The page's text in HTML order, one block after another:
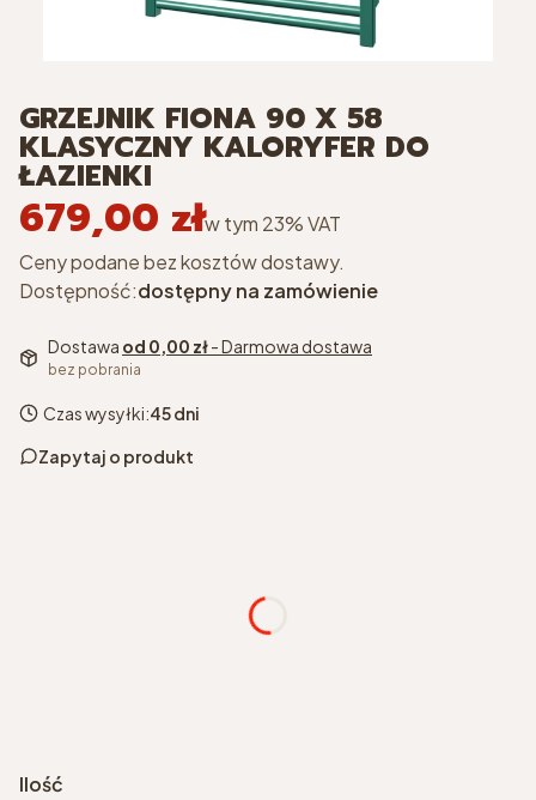
GRZEJNIK FIONA 90 X 58
KLASYCZNY KALORYFER DO
ŁAZIENKI
Cena
679,00 złw tym 23% VAT
w tym 23%VAT
Ceny podane bez kosztów dostawy.
Dostępność:dostępny na zamówienie
Dostawa od 0,00 zł- Darmowa dostawa
bez pobrania
Czas wysyłki:45 dni
Zapytaj o produkt
Ilość